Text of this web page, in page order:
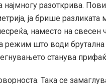
разоткрива.
ја брише разликата
наместо на
режим што води
станува
Така се